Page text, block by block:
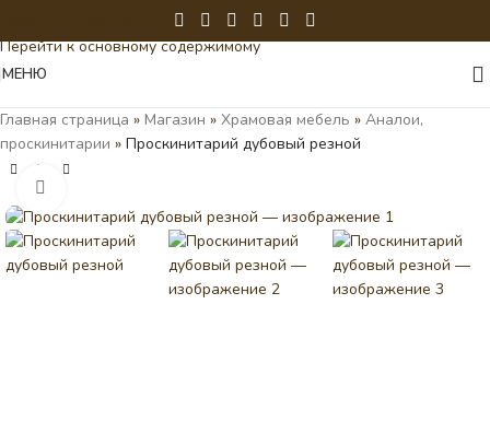
Перейти к основному содержимому
МЕНЮ
Главная страница » Магазин » Храмовая мебель » Аналои,
проскинитарии » Проскинитарий дубовый резной